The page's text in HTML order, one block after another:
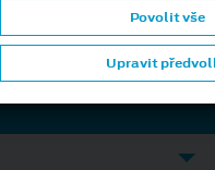
Aplikace Ford
Upravit
Povolit vše